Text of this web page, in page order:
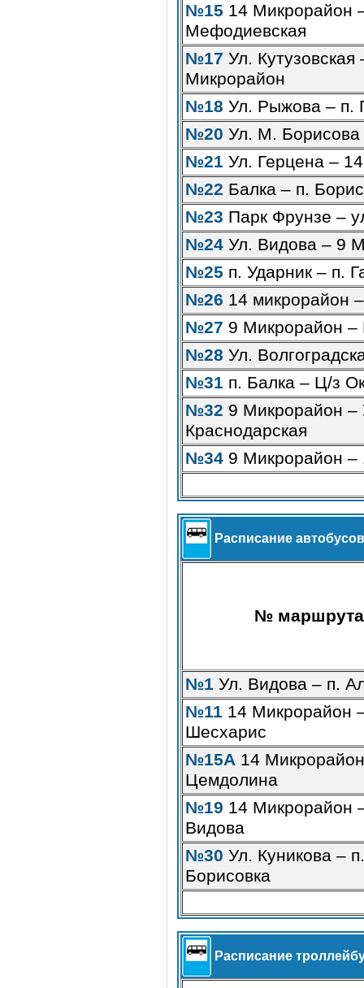
№15 14 Микрорайон
Мефодиевская
№17 Ул. Кутузовская
Микрорайон
№18 Ул. Рыжова – п.
№20 Ул. М. Борисова
№21 Ул. Герцена –
№22 Балка – п.
№23 Парк Фрунзе –
№24 Ул. Видова – 9
№25 п. Ударник – п.
№26 14 микрорайон
№27 9 Микрорайон
№28 Ул.
№31 п. Балка – Ц/з
№32 9 Микрорайон –
Краснодарская
№34 9 Микрорайон
Расписание
№ маршрута
№1 Ул. Видова – п.
№11 14 Микрорайон
Шесхарис
№15А 14
Цемдолина
№19 14 Микрорайон
Видова
№30 Ул. Куникова – п.
Борисовка
Расписание